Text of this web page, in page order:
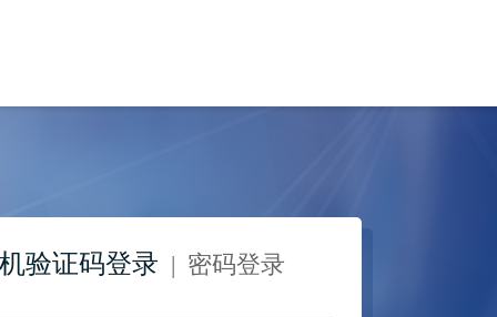
验证码登录 | 密码登录